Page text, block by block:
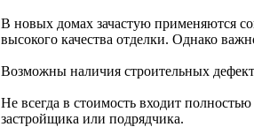
В новых домах зачастую применяются
высокого качества отделки. Однако
Возможны наличия строительных
Не всегда в стоимость входит
застройщика или подрядчика.